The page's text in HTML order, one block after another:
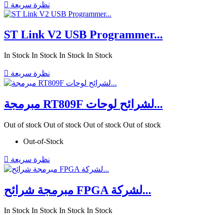
 نظرة سريعة
ST Link V2 USB Programmer...
In Stock In Stock In Stock In Stock
 نظرة سريعة
مبرمجة RT809F لشرائح لوحات...
Out of stock Out of stock Out of stock Out of stock
Out-of-Stock
 نظرة سريعة
مبرمجة شرائح FPGA لشركة...
In Stock In Stock In Stock In Stock